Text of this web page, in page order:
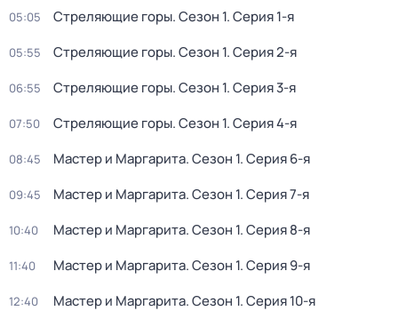
05:05 Стреляющие горы. Сезон 1. Серия 1-я
05:55 Стреляющие горы. Сезон 1. Серия 2-я
06:55 Стреляющие горы. Сезон 1. Серия 3-я
07:50 Стреляющие горы. Сезон 1. Серия 4-я
08:45 Мастер и Маргарита. Сезон 1. Серия 6-я
09:45 Мастер и Маргарита. Сезон 1. Серия 7-я
10:40 Мастер и Маргарита. Сезон 1. Серия 8-я
11:40 Мастер и Маргарита. Сезон 1. Серия 9-я
12:40 Мастер и Маргарита. Сезон 1. Серия 10-я